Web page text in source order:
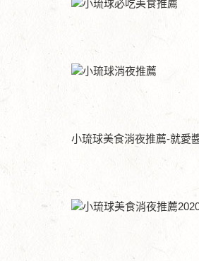
小琉球美食消夜推薦-就愛